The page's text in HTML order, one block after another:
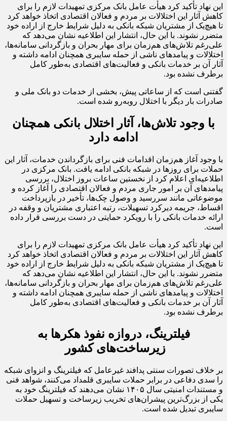
این نهاد تأکید کرد هیأت عامل بانک مرکزی تمهیدات لازم را برای
کاهش آثار این اختلالات بر مردم و فعالان اقتصادی اتخاذ خواهد کرد
تا هیچ‌یک از مشتریان شبکه بانکی به دلیل شرایط خارج از اراده خود
متضرر نشوند. با این حال، انتشار این اطلاعیه نشان می‌دهد که
علی‌رغم تلاش‌های هم‌زمان برای مهار بحران و بازگردانی سامانه‌ها،
اختلالات و پیامدهای ناشی از حمله سایبری همچنان ادامه داشته و
آثار آن بر خدمات بانکی و فعالیت‌های اقتصادی به‌طور کامل
برطرف نشده بود.
گفتنی است که از ساعاتی پیش، بخشی از خدمات دو بانک ملی و
صادرات بار دیگر با اختلال روبه‌رو شده است.
با وجود تلاش‌ها، آثار اختلال بانکی همچنان
ادامه دارد
با وجود آغاز هم‌زمان اقدامات فنی برای بازگرداندن خدمات، آثار این
حملات برای روزها در شبکه بانکی ادامه یافت. بانک مرکزی در
اطلاعیه‌ای اعلام کرد از نخستین ساعات بروز اختلال، بررسی
پیامدهای آن بر امور جاری مردم و فعالان اقتصادی را آغاز کرده و
موضوعاتی مانند سررسید و وصول چک‌ها، تأخیر در بازپرداخت
اقساط، جریمه دیرکرد تسهیلات، رتبه اعتباری مشتریان و وقفه در
ارائه خدمات بانکی را با رویکرد حمایتی در دست بررسی قرار داده
است.
این نهاد تأکید کرد هیأت عامل بانک مرکزی تمهیدات لازم را برای
کاهش آثار این اختلالات بر مردم و فعالان اقتصادی اتخاذ خواهد کرد
تا هیچ‌یک از مشتریان شبکه بانکی به دلیل شرایط خارج از اراده خود
متضرر نشوند. با این حال، انتشار این اطلاعیه نشان می‌دهد که
علی‌رغم تلاش‌های هم‌زمان برای مهار بحران و بازگردانی سامانه‌ها،
اختلالات و پیامدهای ناشی از حمله سایبری همچنان ادامه داشته و
آثار آن بر خدمات بانکی و فعالیت‌های اقتصادی به‌طور کامل
برطرف نشده بود.
فیلترینگ، دروازه نفوذ هکرها به
زیرساخت‌های کشور
بر خلاف تصورات سنتی پدافند غیرعامل که فیلترینگ و انزوای شبکه
را سدی دفاعی در برابر حملات سایبری قلمداد می‌کنند، شواهد فنی
و مستندات امنیتی سال ۱۴۰۵ نشان می‌دهند که فیلترینگ خود به
یکی از بزرگ‌ترین پیشران‌های تخریب زیرساخت و تسهیل حملات
سایبری تبدیل شده است.